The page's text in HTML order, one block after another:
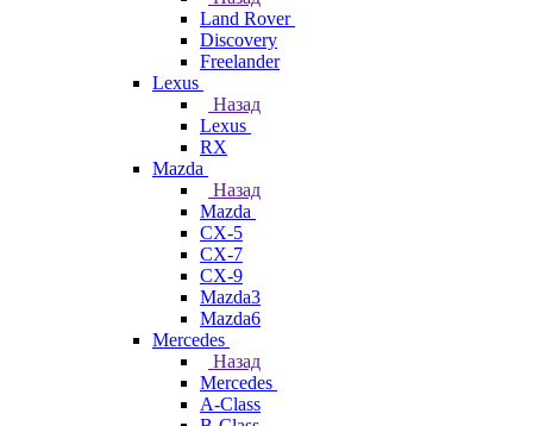
Land Rover
Discovery
Freelander
Lexus
Назад
Lexus
RX
Mazda
Назад
Mazda
CX-5
CX-7
CX-9
Mazda3
Mazda6
Mercedes
Назад
Mercedes
A-Class